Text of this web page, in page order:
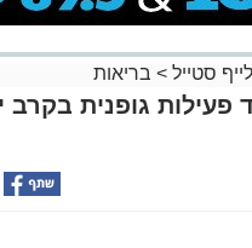
לייף סטייל > בריאות
פעילות גופנית בקרב